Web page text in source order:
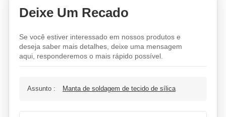
Deixe Um Recado
Se você estiver interessado em nossos produtos e
deseja saber mais detalhes, deixe uma mensagem
aqui, responderemos o mais rápido possível.
Assunto : Manta de soldagem de tecido de sílica